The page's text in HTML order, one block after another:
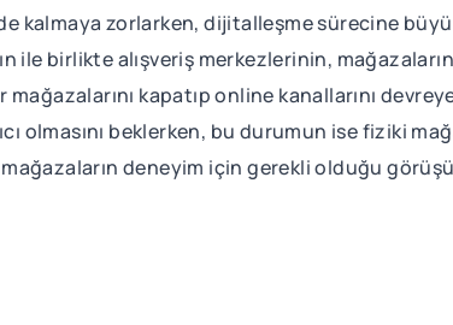
kalmaya zorlarken, dijitalleşme sürecine
birlikte alışveriş merkezlerinin,
kapatıp online kanallarını
olmasını beklerken, bu durumun ise fiziki
deneyim için gerekli olduğu